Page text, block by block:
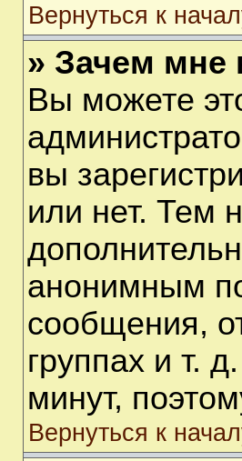
Вернуться к
» Зачем мне
Вы можете
вы
или нет. Тем
анонимным
сообщения,
группах и т.
минут,
Вернуться к